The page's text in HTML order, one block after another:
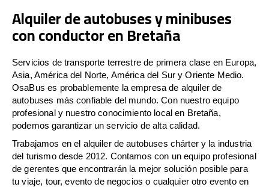
Alquiler de autobuses y minibuses
con conductor en Bretaña
Servicios de transporte terrestre de primera clase en Europa,
Asia, América del Norte, América del Sur y Oriente Medio.
OsaBus es probablemente la empresa de alquiler de
autobuses más confiable del mundo. Con nuestro equipo
profesional y nuestro conocimiento local en Bretaña,
podemos garantizar un servicio de alta calidad.
Trabajamos en el alquiler de autobuses chárter y la industria
del turismo desde 2012. Contamos con un equipo profesional
de gerentes que encontrarán la mejor solución posible para
tu viaje, tour, evento de negocios o cualquier otro evento en